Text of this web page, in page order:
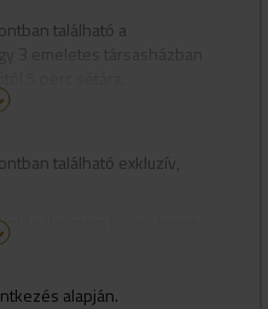
található a
található exkluzív,
választom ki a számodra
pihentető
csak egy vendéggel
alapján.